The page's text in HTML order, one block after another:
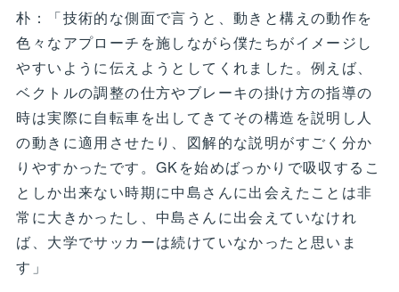
朴：「技術的な側面で言うと、動きと構えの動作を
色々なアプローチを施しながら僕たちがイメージし
やすいように伝えようとしてくれました。例えば、
ベクトルの調整の仕方やブレーキの掛け方の指導の
時は実際に自転車を出してきてその構造を説明し人
の動きに適用させたり、図解的な説明がすごく分か
りやすかったです。GKを始めばっかりで吸収するこ
としか出来ない時期に中島さんに出会えたことは非
常に大きかったし、中島さんに出会えていなけれ
ば、大学でサッカーは続けていなかったと思いま
す」